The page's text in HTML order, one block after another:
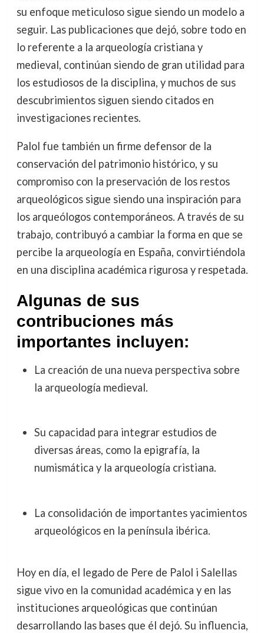
su enfoque meticuloso sigue siendo un modelo a
seguir. Las publicaciones que dejó, sobre todo en
lo referente a la arqueología cristiana y
medieval, continúan siendo de gran utilidad para
los estudiosos de la disciplina, y muchos de sus
descubrimientos siguen siendo citados en
investigaciones recientes.
Palol fue también un firme defensor de la
conservación del patrimonio histórico, y su
compromiso con la preservación de los restos
arqueológicos sigue siendo una inspiración para
los arqueólogos contemporáneos. A través de su
trabajo, contribuyó a cambiar la forma en que se
percibe la arqueología en España, convirtiéndola
en una disciplina académica rigurosa y respetada.
Algunas de sus
contribuciones más
importantes incluyen:
La creación de una nueva perspectiva sobre
la arqueología medieval.
Su capacidad para integrar estudios de
diversas áreas, como la epigrafía, la
numismática y la arqueología cristiana.
La consolidación de importantes yacimientos
arqueológicos en la península ibérica.
Hoy en día, el legado de Pere de Palol i Salellas
sigue vivo en la comunidad académica y en las
instituciones arqueológicas que continúan
desarrollando las bases que él dejó. Su influencia,